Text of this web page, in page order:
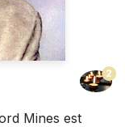
2
Mines est